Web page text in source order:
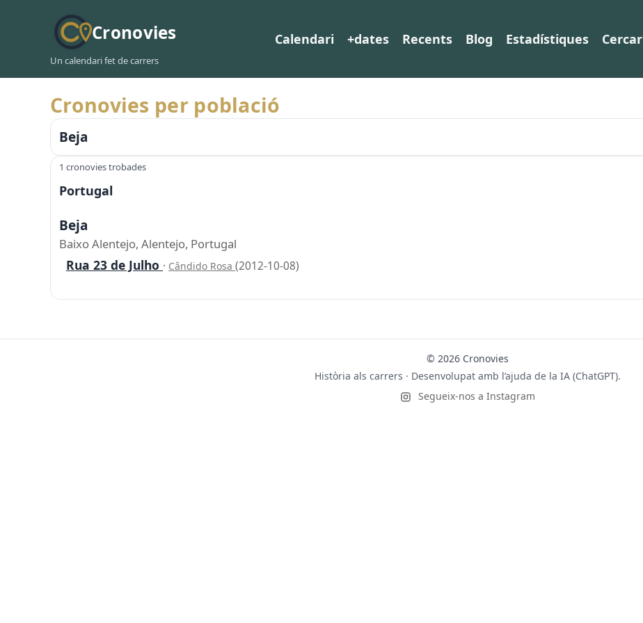
Cronovies
Un calendari fet de carrers
Calendari +dates Recents Blog Estadístiques Cercar
Cronovies per població
Beja
1 cronovies trobades
Portugal
Beja
Baixo Alentejo, Alentejo, Portugal
Rua 23 de Julho · Cândido Rosa (2012-10-08)
© 2026 Cronovies
Història als carrers · Desenvolupat amb l’ajuda de la IA (ChatGPT).
Segueix-nos a Instagram